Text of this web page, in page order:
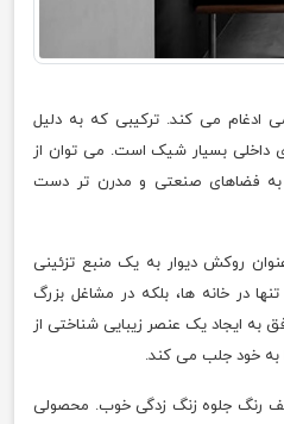
ادغام می کند. ترکیبی که به دلیل
داخلی بسیار شیک است. می توان از
فضاهای صنعتی و مدرن تر دست
روکش دیوار به یک منبع تزئینی
در خانه ها، بلکه در مشاغل بزرگ
به ایجاد یک عنصر زیبایی شناختی از
به خود جلب می کند.
رنگ جلوه زنگ زدگی خوب. محصولی